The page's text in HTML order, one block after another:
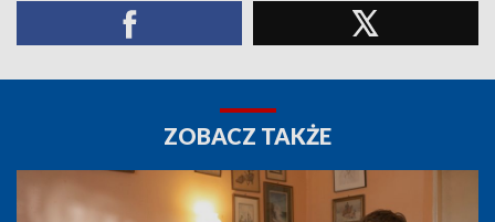
ZOBACZ TAKŻE